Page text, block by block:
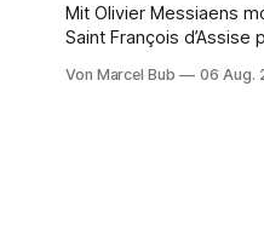
Mit Olivier Messiaens
Saint François d’Assise
außergewöhnlichen
Von Marcel Bub 06 Aug.